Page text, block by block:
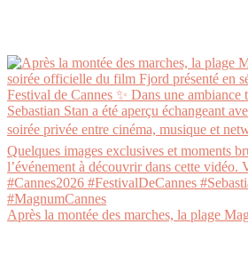
Après la montée des marches, la plage